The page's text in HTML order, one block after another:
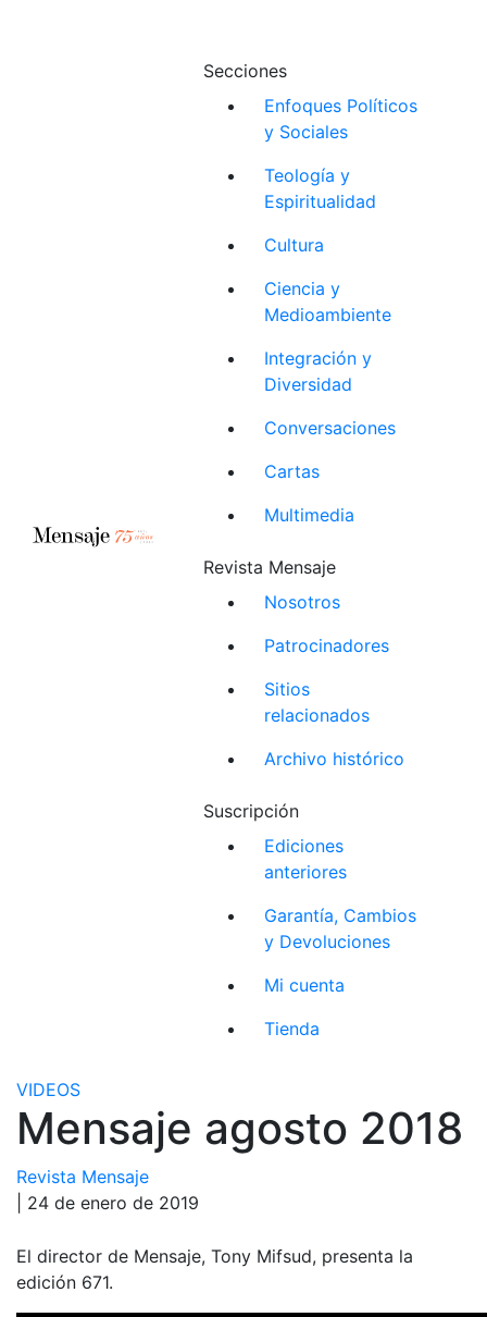
Secciones
Enfoques Políticos
y Sociales
Teología y
Espiritualidad
Cultura
Ciencia y
Medioambiente
Integración y
Diversidad
Conversaciones
Cartas
Multimedia
Revista Mensaje
Nosotros
Patrocinadores
Sitios
relacionados
Archivo histórico
Suscripción
Ediciones
anteriores
Garantía, Cambios
y Devoluciones
Mi cuenta
Tienda
VIDEOS
Mensaje agosto 2018
Revista Mensaje
| 24 de enero de 2019
El director de Mensaje, Tony Mifsud, presenta la
edición 671.